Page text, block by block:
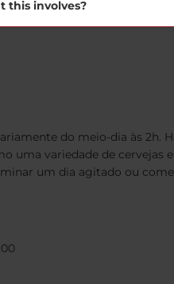
do meio-dia às 2h.
uma variedade de cervejas
um dia agitado ou
this involves?